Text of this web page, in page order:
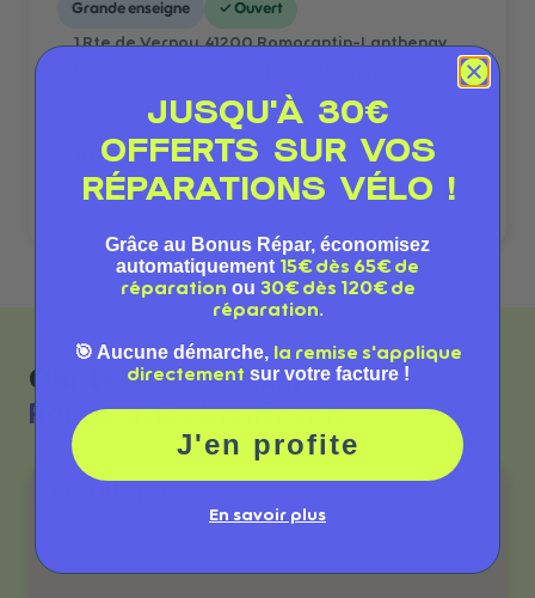
Grande enseigne ✓ Ouvert
1 Rte de Vernou, 41200 Romorantin-Lanthenay,
Vente accessoires Réparation vélo
/5— 264 avis Google
Voir la fiche→
Carte des ateliers à
Romorantin-Lanthenay
JUSQU'À 30€
OFFERTS SUR VOS
RÉPARATIONS VÉLO !
Grâce au Bonus Répar, économisez
automatiquement 15€ dès 65€ de
réparation ou 30€ dès 120€ de
réparation.
🎯 Aucune démarche, la remise s'applique
directement sur votre facture !
J'en profite
En savoir plus